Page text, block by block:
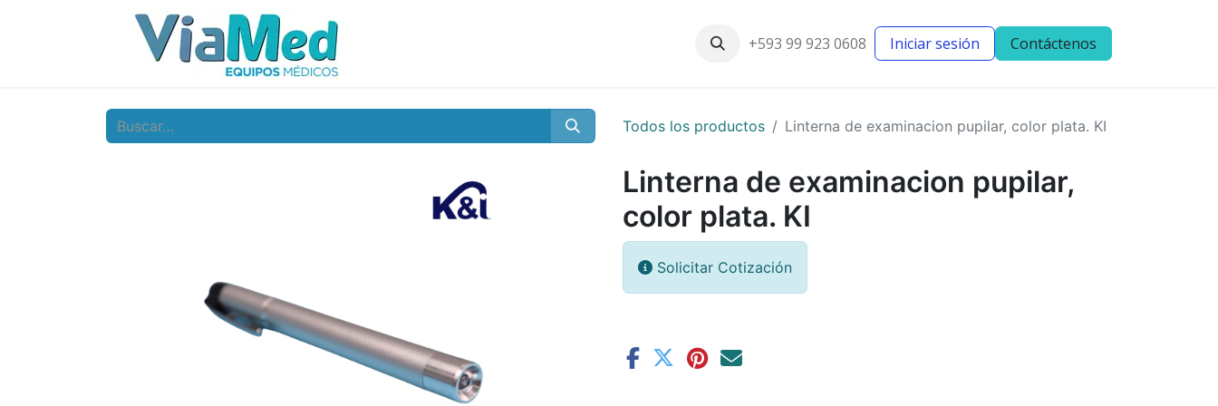
Nuestros clientes Blog
+593 99 923 0608 Iniciar sesión Contáctenos
Todos los productos Linterna de examinacion pupilar, color plata. KI
Linterna de examinacion pupilar,
color plata. KI
Solicitar Cotización